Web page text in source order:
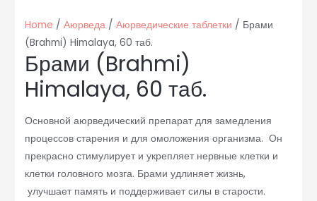
Home / Аюрведа/ Аюрведические таблетки / Брами
(Brahmi) Himalaya, 60 таб.
Брами (Brahmi)
Himalaya, 60 таб.
Основной аюрведический препарат для замедления
процессов старения и для омоложения организма. Он
прекрасно стимулирует и укрепляет нервные клетки и
клетки головного мозга. Брами удлиняет жизнь,
улучшает память и поддерживает силы в старости.